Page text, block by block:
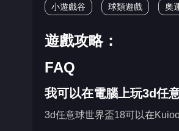
小遊戲谷 球類遊戲 奧
遊戲攻略：
FAQ
我可以在電腦上玩3d任
3d任意球世界盃18可以在